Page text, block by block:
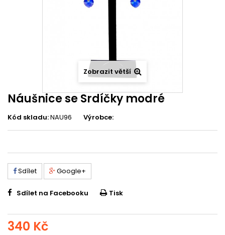
Zobrazit větší
Náušnice se Srdíčky modré
Kód skladu:NAU96 Výrobce:
Sdílet Google+
Sdílet na Facebooku Tisk
340 Kč